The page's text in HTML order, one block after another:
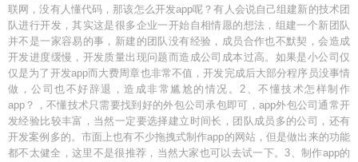
联网，没有人懂代码，那该怎么开发app呢？有人会说自己组建新的技术团
队进行开发，其实这是很多企业一开始自相情愿的想法，组建一个新团队
并不是一家容易的事，新建的团队没有经验，成员合作也不默契，会造成
开发进度缓慢，开发质量出现问题而造成公司成本过高。如果是小公司仅
仅是为了开发app而大费周章也非常不值，开发完成后大部分程序员没事情
做，公司也不好辞退，造成非常尴尬的情况。2、不懂技术怎样制作
app？，不懂技术只需要找到好的外包公司承包即可，app外包公司通常开
发经验比较丰富，当然一定要选择建立时间长，团队成员多的公司，还有
开发案例多的。市面上也有不少拖拽式制作app的网站，但是做出来的功能
都不太健全，这里不是很推荐，当然大家也可以去试一下。3、制作app的